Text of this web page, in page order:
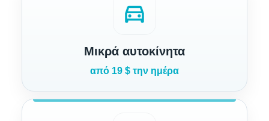
directions_car
Μικρά αυτοκίνητα
από 19 $ την ημέρα